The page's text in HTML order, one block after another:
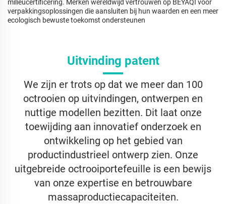
milieucertificering. Merken wereldwijd vertrouwen op BEYAQI voor
verpakkingsoplossingen die aansluiten bij hun waarden en een meer
ecologisch bewuste toekomst ondersteunen
Uitvinding patent
We zijn er trots op dat we meer dan 100
octrooien op uitvindingen, ontwerpen en
nuttige modellen bezitten. Dit laat onze
toewijding aan innovatief onderzoek en
ontwikkeling op het gebied van
productindustrieel ontwerp zien. Onze
uitgebreide octrooiportefeuille is een bewijs
van onze expertise en betrouwbare
massaproductiecapaciteiten.